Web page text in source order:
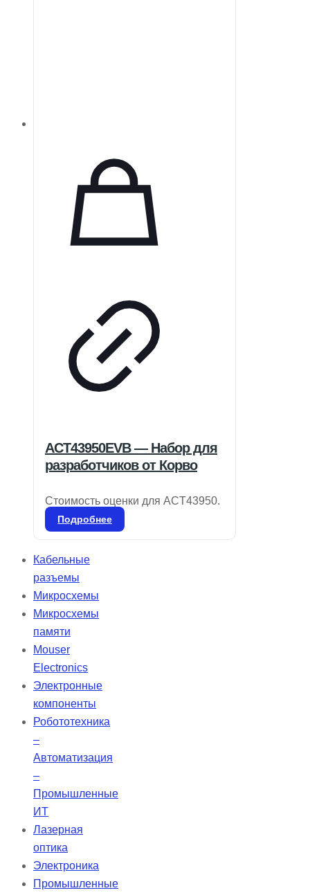
поддержку благодаря специально
разработанному аккумулятору.
ACT43950EVB — Набор для
разработчиков от Корво
Стоимость оценки для ACT43950.
Подробнее
Кабельные
разъемы
Микросхемы
Микросхемы
памяти
Mouser
Electronics
Электронные
компоненты
Робототехника
–
Автоматизация
–
Промышленные
ИТ
Лазерная
оптика
Электроника
Промышленные